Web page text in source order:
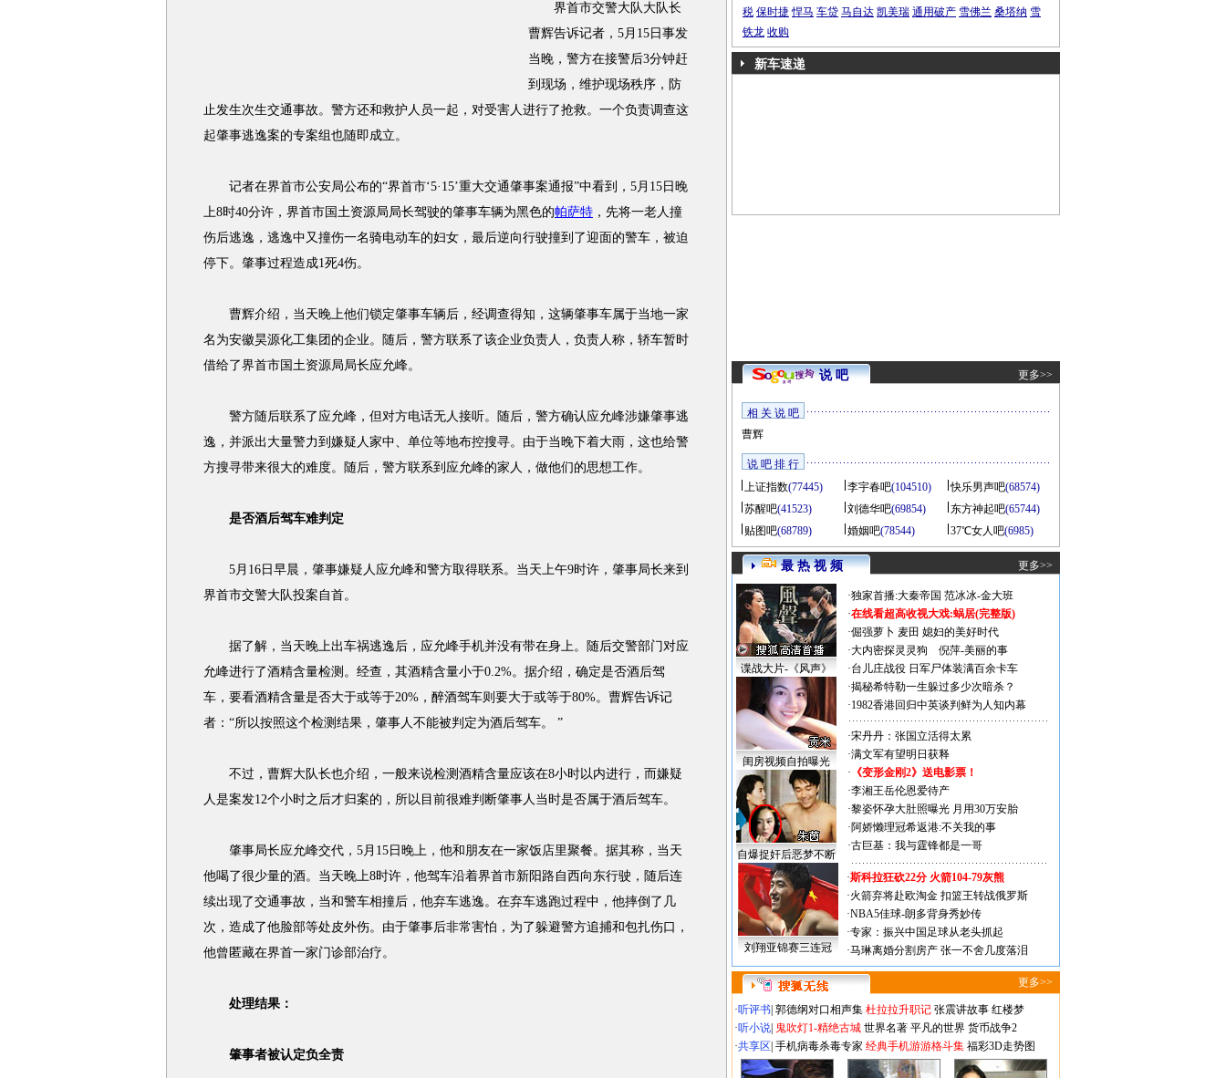
界首市交警大队大队长
曹辉告诉记者，5月15日事发
当晚，警方在接警后3分钟赶
到现场，维护现场秩序，防
止发生次生交通事故。警方还和救护人员一起，对受害人进行了抢救。一个负责调查这
起肇事逃逸案的专案组也随即成立。
记者在界首市公安局公布的“界首市‘5·15’重大交通肇事案通报”中看到，5月15日晚
上8时40分许，界首市国土资源局局长驾驶的肇事车辆为黑色的帕萨特 ，先将一老人撞
伤后逃逸，逃逸中又撞伤一名骑电动车的妇女，最后逆向行驶撞到了迎面的警车，被迫
停下。肇事过程造成1死4伤。
曹辉介绍，当天晚上他们锁定肇事车辆后，经调查得知，这辆肇事车属于当地一家
名为安徽昊源化工集团的企业。随后，警方联系了该企业负责人，负责人称，轿车暂时
借给了界首市国土资源局局长应允峰。
警方随后联系了应允峰，但对方电话无人接听。随后，警方确认应允峰涉嫌肇事逃
逸，并派出大量警力到嫌疑人家中、单位等地布控搜寻。由于当晚下着大雨，这也给警
方搜寻带来很大的难度。随后，警方联系到应允峰的家人，做他们的思想工作。
是否酒后驾车难判定
5月16日早晨，肇事嫌疑人应允峰和警方取得联系。当天上午9时许，肇事局长来到
界首市交警大队投案自首。
据了解，当天晚上出车祸逃逸后，应允峰手机并没有带在身上。随后交警部门对应
允峰进行了酒精含量检测。经查，其酒精含量小于0.2%。据介绍，确定是否酒后驾
车，要看酒精含量是否大于或等于20%，醉酒驾车则要大于或等于80%。曹辉告诉记
者：“所以按照这个检测结果，肇事人不能被判定为酒后驾车。 ”
不过，曹辉大队长也介绍，一般来说检测酒精含量应该在8小时以内进行，而嫌疑
人是案发12个小时之后才归案的，所以目前很难判断肇事人当时是否属于酒后驾车。
肇事局长应允峰交代，5月15日晚上，他和朋友在一家饭店里聚餐。据其称，当天
他喝了很少量的酒。当天晚上8时许，他驾车沿着界首市新阳路自西向东行驶，随后连
续出现了交通事故，当和警车相撞后，他弃车逃逸。在弃车逃跑过程中，他摔倒了几
次，造成了他脸部等处皮外伤。由于肇事后非常害怕，为了躲避警方追捕和包扎伤口，
他曾匿藏在界首一家门诊部治疗。
处理结果：
肇事者被认定负全责
税 保时捷 悍马 车贷 马自达 凯美瑞 通用破产 雪佛兰 桑塔纳 雪
铁龙 收购
新车速递
说 吧 更多>>
相 关 说 吧
曹辉
说 吧 排 行
上证指数(77445) 李宇春吧(104510) 快乐男声吧(68574)
苏醒吧(41523) 刘德华吧(69854) 东方神起吧(65744)
贴图吧(68789) 婚姻吧(78544) 37℃女人吧(6985)
最 热 视 频 更多>>
谍战大片-《风声》
闺房视频自拍曝光
自爆捉奸后恶梦不断
·独家首播:大秦帝国 范冰冰-金大班
·在线看超高收视大戏:蜗居(完整版)
·倔强萝卜 麦田 媳妇的美好时代
·大内密探灵灵狗
倪萍-美丽的事
·台儿庄战役 日军尸体装满百余卡车
·揭秘希特勒一生躲过多少次暗杀？
·1982香港回归中英谈判鲜为人知内幕
·宋丹丹：张国立活得太累
·满文军有望明日获释
· 《变形金刚2》送电影票！
·李湘王岳伦恩爱待产
·黎姿怀孕大肚照曝光 月用30万安胎
·阿娇懒理冠希返港:不关我的事
·古巨基：我与霆锋都是一哥
刘翔亚锦赛三连冠
·斯科拉狂砍22分 火箭104-79灰熊
·火箭弃将赴欧淘金 扣篮王转战俄罗斯
·NBA5佳球-朗多背身秀妙传
·专家：振兴中国足球从老头抓起
·马琳离婚分割房产 张一不舍几度落泪
更多>>
·听评书 郭德纲对口相声集 杜拉拉升职记 张震讲故事 红楼梦
·听小说 鬼吹灯1-精绝古城 世界名著 平凡的世界 货币战争2
·共享区 手机病毒杀毒专家 经典手机游游格斗集 福彩3D走势图